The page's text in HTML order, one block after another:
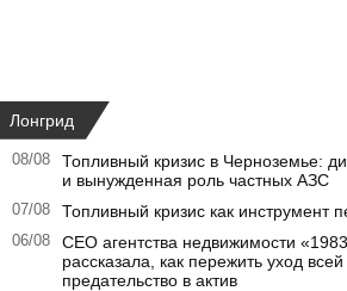
Лонгрид
08/08
Топливный кризис в Черноземье:
и вынужденная роль частных АЗС
07/08 Топливный кризис как инструмент
06/08
CEO агентства недвижимости
рассказала, как пережить уход
предательство в актив